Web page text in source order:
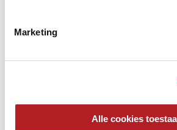
Marketing
Alle cookies
05 december 2025